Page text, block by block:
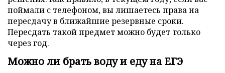
поймали с телефоном, вы лишаетесь права на
пересдачу в ближайшие резервные сроки.
Пересдать такой предмет можно будет только
через год.
Можно ли брать воду и еду на ЕГЭ